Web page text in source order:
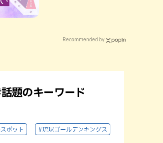
Recommended by
題のキーワード
ポット #琉球ゴールデンキングス